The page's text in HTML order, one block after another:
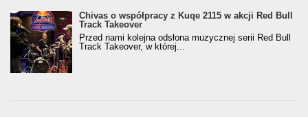
Chivas o współpracy z Kuqe 2115 w akcji Red Bull
Track Takeover
Przed nami kolejna odsłona muzycznej serii Red Bull
Track Takeover, w której...